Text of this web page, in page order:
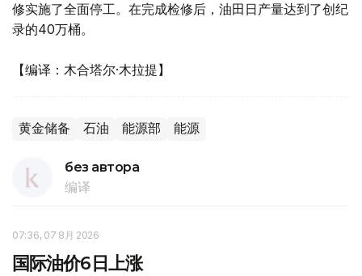
修实施了全面停工。在完成检修后，油田日产量达到了创纪
录的40万桶。
【编译：木合塔尔·木拉提】
黄金储备 石油 能源部 能源
без автора
编译
07:36, 07 8月 2026
国际油价6日上涨